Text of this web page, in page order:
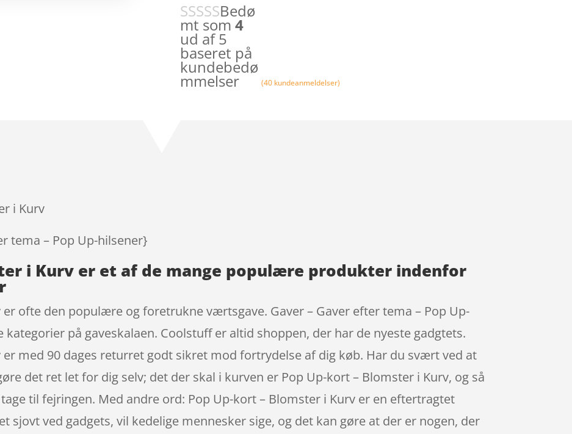
Bedø
mt som 4
ud af 5
baseret på
kundebedø
mmelser (40 kundeanmeldelser)
i Kurv
tema – Pop Up-hilsener}
i Kurv er et af de mange populære produkter indenfor
ofte den populære og foretrukne værtsgave. Gaver – Gaver efter tema – Pop Up-
på gaveskalaen. Coolstuff er altid shoppen, der har de nyeste gadgtets.
er med 90 dages returret godt sikret mod fortrydelse af dig køb. Har du svært ved at
det ret let for dig selv; det der skal i kurven er Pop Up-kort – Blomster i Kurv, og så
til fejringen. Med andre ord: Pop Up-kort – Blomster i Kurv er en eftertragtet
sjovt ved gadgets, vil kedelige mennesker sige, og det kan gøre at der er nogen, der